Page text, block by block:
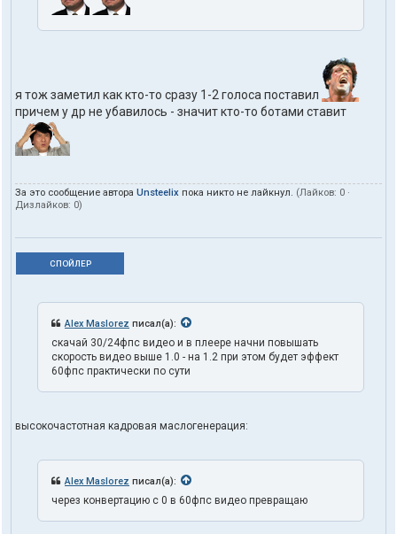
я тож заметил как кто-то сразу 1-2 голоса поставил
причем у др не убавилось - значит кто-то ботами ставит
За это сообщение автора Unsteelix пока никто не лайкнул. (Лайков: 0 ·
Дизлайков: 0)
СПОЙЛЕР
Alex Maslorez писал(а):
скачай 30/24фпс видео и в плеере начни повышать
скорость видео выше 1.0 - на 1.2 при этом будет эффект
60фпс практически по сути
высокочастотная кадровая маслогенерация:
Alex Maslorez писал(а):
через конвертацию с 0 в 60фпс видео превращаю